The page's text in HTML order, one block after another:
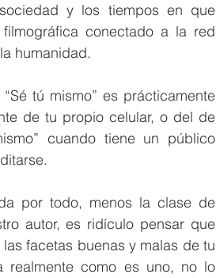
y los tiempos en que
conectado a la red
humanidad.
tú mismo” es prácticamente
de tu propio celular, o del de
cuando tiene un público
por todo, menos la clase de
autor, es ridículo pensar que
facetas buenas y malas de tu
realmente como es uno, no lo